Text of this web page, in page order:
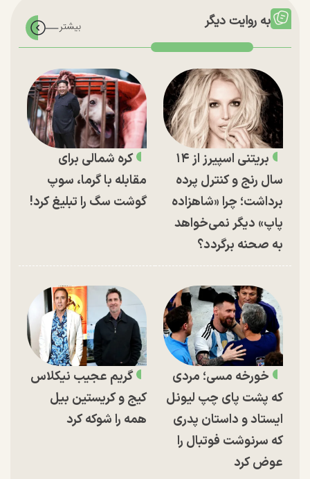
به روایت دیگر
بریتنی اسپیرز از ۱۴
سال رنج و کنترل پرده
برداشت؛ چرا «شاهزاده
پاپ» دیگر نمی‌خواهد
به صحنه برگردد؟
کره شمالی برای
مقابله با گرما، سوپ
گوشت سگ را تبلیغ کرد!
خورخه مسی؛ مردی
که پشت پای چپ لیونل
ایستاد و داستان پدری
که سرنوشت فوتبال را
عوض کرد
گریم عجیب نیکلاس
کیج و کریستین بیل
همه را شوکه کرد